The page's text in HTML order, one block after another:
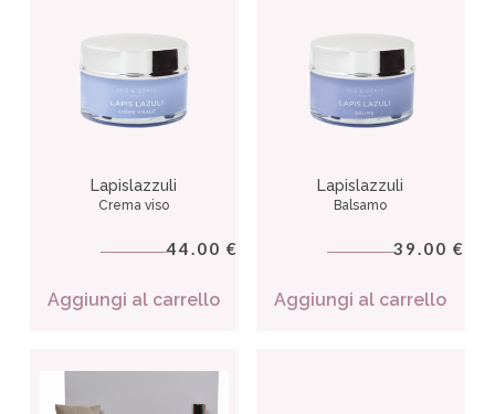
Lapislazzuli
Crema viso
44.00 €
Aggiungi al carrello
Lapislazzuli
Balsamo
39.00 €
Aggiungi al carrello